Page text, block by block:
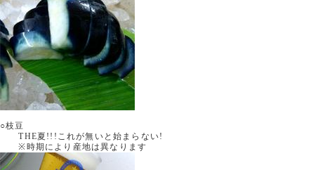
○枝豆
THE夏!!!これが無いと始まらない!
※時期により産地は異なります